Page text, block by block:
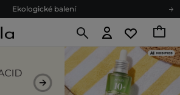
Ekologické balení
Doporučovací Program
Darkové karty
Ekologické balení